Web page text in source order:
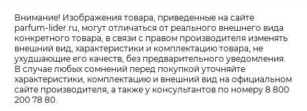
Внимание! Изображения товара, приведенные на сайте
parfum-lider.ru, могут отличаться от реального внешнего вида
конкретного товара, в связи с правом производителя изменять
внешний вид, характеристики и комплектацию товара, не
ухудшающие его качеств, без предварительного уведомления.
В случае любых сомнений перед покупкой уточняйте
характеристики, комплектацию и внешний вид на официальном
сайте производителя, а также у консультантов по номеру 8 800
200 78 80.